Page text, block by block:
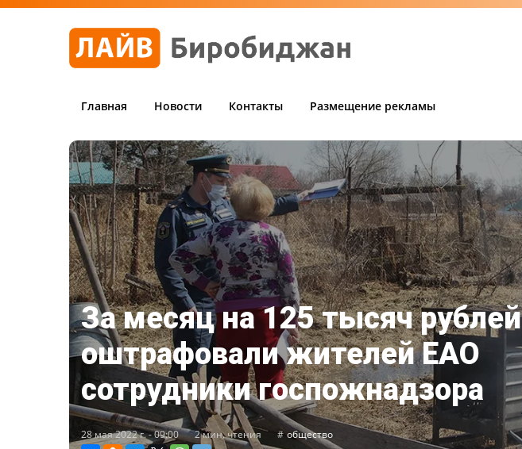
Главная Новости Контакты Размещение рекламы
За месяц на 125 тысяч рублей
оштрафовали жителей ЕАО
сотрудники госпожнадзора
28 мая 2022 г. - 09:00 2 мин. чтения общество